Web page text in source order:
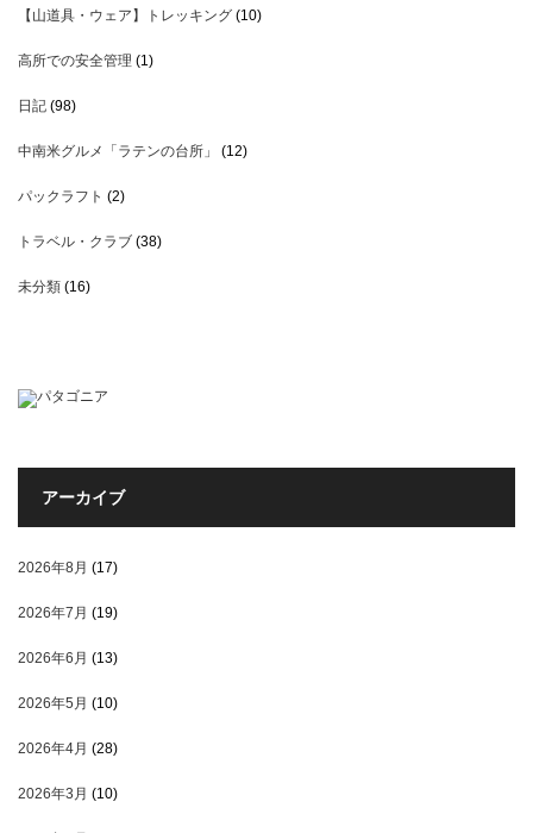
【山道具・ウェア】トレッキング (10)
高所での安全管理 (1)
日記 (98)
中南米グルメ「ラテンの台所」 (12)
パックラフト (2)
トラベル・クラブ (38)
未分類 (16)
アーカイブ
2026年8月 (17)
2026年7月 (19)
2026年6月 (13)
2026年5月 (10)
2026年4月 (28)
2026年3月 (10)